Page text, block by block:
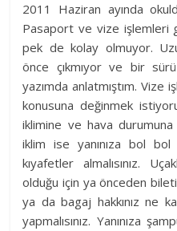
2011 Haziran ayında
Pasaport ve vize işlemleri
pek de kolay olmuyor.
önce çıkmıyor ve bir
yazımda anlatmıştım. Vize
konusuna değinmek
iklimine ve hava durumuna
iklim ise yanınıza bol
kıyafetler almalısınız.
olduğu için ya önceden
ya da bagaj hakkınız ne
yapmalısınız. Yanınıza